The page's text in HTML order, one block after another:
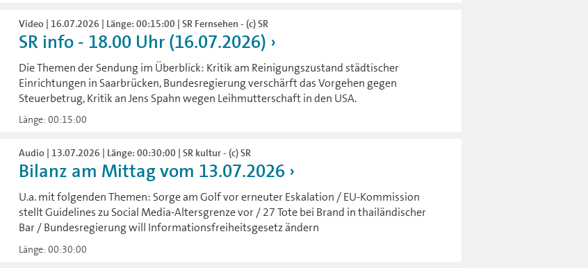
Video | 16.07.2026 | Länge: 00:15:00 | SR Fernsehen - (c) SR
SR info - 18.00 Uhr (16.07.2026)
Die Themen der Sendung im Überblick: Kritik am Reinigungszustand städtischer
Einrichtungen in Saarbrücken, Bundesregierung verschärft das Vorgehen gegen
Steuerbetrug, Kritik an Jens Spahn wegen Leihmutterschaft in den USA.
Länge: 00:15:00
Audio | 13.07.2026 | Länge: 00:30:00 | SR kultur - (c) SR
Bilanz am Mittag vom 13.07.2026
U.a. mit folgenden Themen: Sorge am Golf vor erneuter Eskalation / EU-Kommission
stellt Guidelines zu Social Media-Altersgrenze vor / 27 Tote bei Brand in thailändischer
Bar / Bundesregierung will Informationsfreiheitsgesetz ändern
Länge: 00:30:00